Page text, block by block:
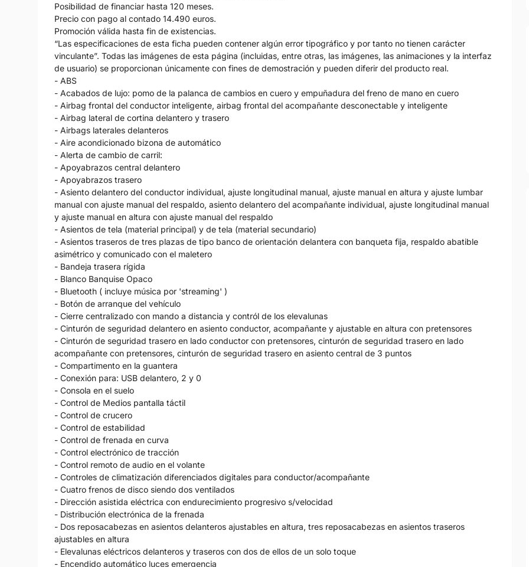
Posibilidad de financiar hasta 120 meses.
Precio con pago al contado 14.490 euros.
Promoción válida hasta fin de existencias.
“Las especificaciones de esta ficha pueden contener algún error tipográfico y por tanto no tienen carácter
vinculante”. Todas las imágenes de esta página (incluidas, entre otras, las imágenes, las animaciones y la interfaz
de usuario) se proporcionan únicamente con fines de demostración y pueden diferir del producto real.
- ABS
- Acabados de lujo: pomo de la palanca de cambios en cuero y empuñadura del freno de mano en cuero
- Airbag frontal del conductor inteligente, airbag frontal del acompañante desconectable y inteligente
- Airbag lateral de cortina delantero y trasero
- Airbags laterales delanteros
- Aire acondicionado bizona de automático
- Alerta de cambio de carril:
- Apoyabrazos central delantero
- Apoyabrazos trasero
- Asiento delantero del conductor individual, ajuste longitudinal manual, ajuste manual en altura y ajuste lumbar
manual con ajuste manual del respaldo, asiento delantero del acompañante individual, ajuste longitudinal manual
y ajuste manual en altura con ajuste manual del respaldo
- Asientos de tela (material principal) y de tela (material secundario)
- Asientos traseros de tres plazas de tipo banco de orientación delantera con banqueta fija, respaldo abatible
asimétrico y comunicado con el maletero
- Bandeja trasera rígida
- Blanco Banquise Opaco
- Bluetooth ( incluye música por 'streaming' )
- Botón de arranque del vehículo
- Cierre centralizado con mando a distancia y contról de los elevalunas
- Cinturón de seguridad delantero en asiento conductor, acompañante y ajustable en altura con pretensores
- Cinturón de seguridad trasero en lado conductor con pretensores, cinturón de seguridad trasero en lado
acompañante con pretensores, cinturón de seguridad trasero en asiento central de 3 puntos
- Compartimento en la guantera
- Conexión para: USB delantero, 2 y 0
- Consola en el suelo
- Control de Medios pantalla táctil
- Control de crucero
- Control de estabilidad
- Control de frenada en curva
- Control electrónico de tracción
- Control remoto de audio en el volante
- Controles de climatización diferenciados digitales para conductor/acompañante
- Cuatro frenos de disco siendo dos ventilados
- Dirección asistida eléctrica con endurecimiento progresivo s/velocidad
- Distribución electrónica de la frenada
- Dos reposacabezas en asientos delanteros ajustables en altura, tres reposacabezas en asientos traseros
ajustables en altura
- Elevalunas eléctricos delanteros y traseros con dos de ellos de un solo toque
- Encendido automático luces emergencia